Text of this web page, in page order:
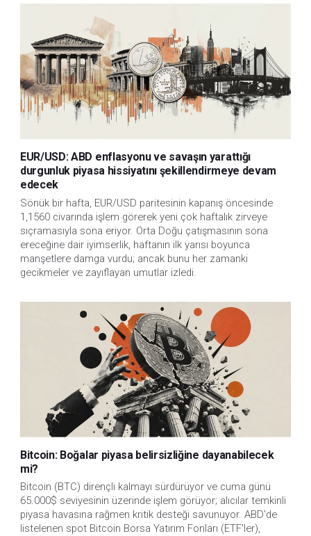
EUR/USD: ABD enflasyonu ve savaşın yarattığı
durgunluk piyasa hissiyatını şekillendirmeye devam
edecek
Sönük bir hafta, EUR/USD paritesinin kapanış öncesinde
1,1560 civarında işlem görerek yeni çok haftalık zirveye
sıçramasıyla sona eriyor. Orta Doğu çatışmasının sona
ereceğine dair iyimserlik, haftanın ilk yarısı boyunca
manşetlere damga vurdu; ancak bunu her zamanki
gecikmeler ve zayıflayan umutlar izledi.
Bitcoin: Boğalar piyasa belirsizliğine dayanabilecek
mi?
Bitcoin (BTC) dirençli kalmayı sürdürüyor ve cuma günü
65.000$ seviyesinin üzerinde işlem görüyor; alıcılar temkinli
piyasa havasına rağmen kritik desteği savunuyor. ABD'de
listelenen spot Bitcoin Borsa Yatırım Fonları (ETF'ler),